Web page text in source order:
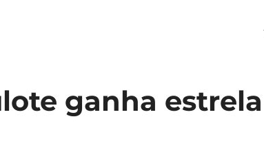
ganha estrela